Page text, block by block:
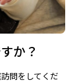
か？
問をしてくだ